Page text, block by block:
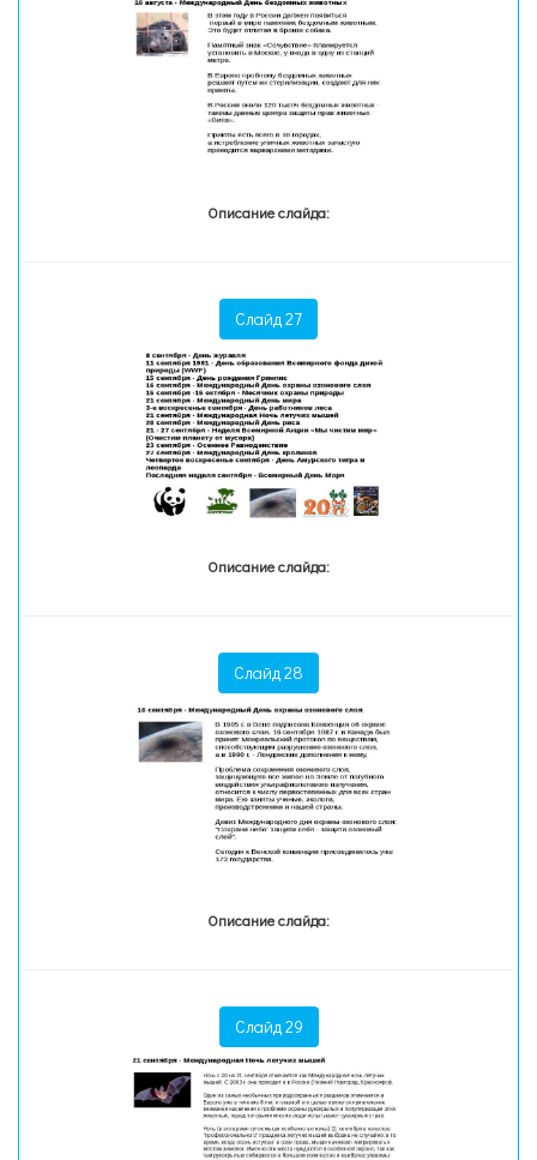
Описание слайда:
Слайд 27
Описание слайда:
Слайд 28
Описание слайда:
Слайд 29